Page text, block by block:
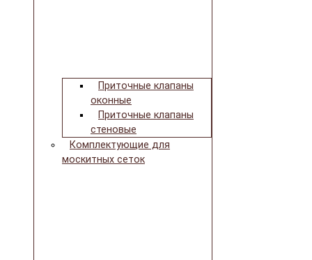
Приточные клапаны
оконные
Приточные клапаны
стеновые
Комплектующие для
москитных сеток